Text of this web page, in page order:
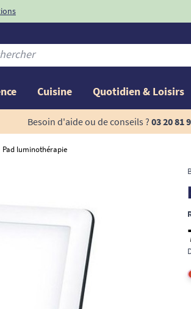
Cuisine Quotidien & Loisirs
Besoin d'aide ou de conseils ? 03 20 81
Pad luminothérapie